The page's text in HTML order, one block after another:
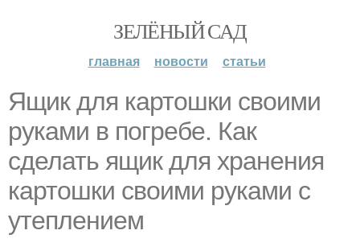
ЗЕЛЁНЫЙ САД
главная новости статьи
Ящик для картошки своими
руками в погребе. Как
сделать ящик для хранения
картошки своими руками с
утеплением